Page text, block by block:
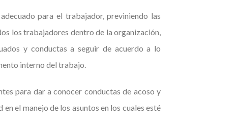
para el trabajador, previniendo las
los trabajadores dentro de la organización,
y conductas a seguir de acuerdo a lo
interno del trabajo.
para dar a conocer conductas de acoso y
el manejo de los asuntos en los cuales esté